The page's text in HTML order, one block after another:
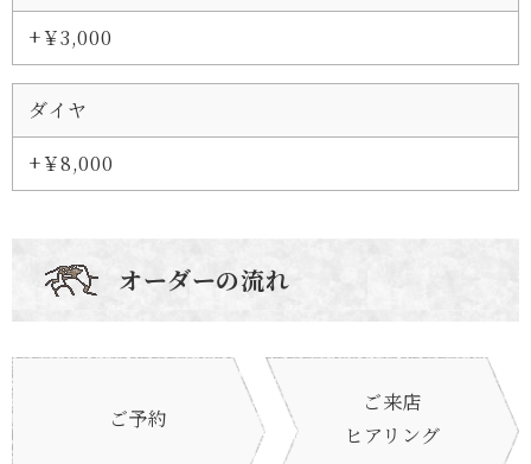
+￥3,000
ダイヤ
+￥8,000
オーダーの流れ
ご予約
ご来店
ヒアリング